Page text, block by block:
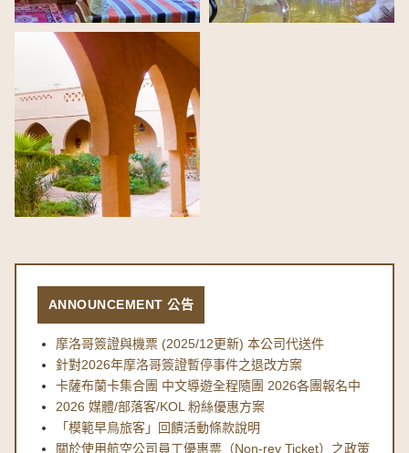
ANNOUNCEMENT 公告
摩洛哥簽證與機票 (2025/12更新) 本公司代送件
針對2026年摩洛哥簽證暫停事件之退改方案
卡薩布蘭卡集合團 中文導遊全程隨團 2026各團報名中
2026 媒體/部落客/KOL 粉絲優惠方案
「模範早鳥旅客」回饋活動條款說明
關於使用航空公司員工優惠票（Non-rev Ticket）之政策